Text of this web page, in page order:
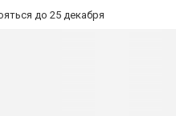
до 25 декабря